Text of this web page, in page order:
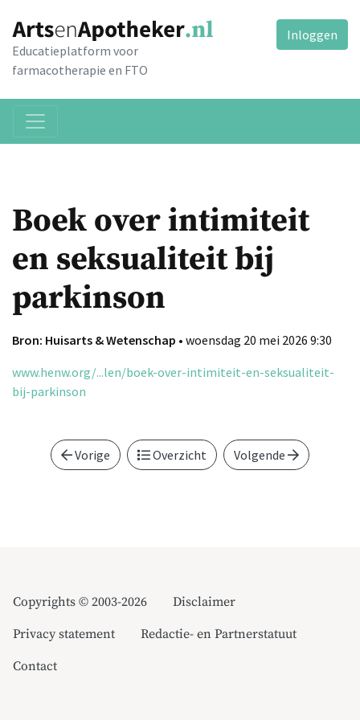
Educatieplatform voor
farmacotherapie en FTO
Inloggen
Boek over intimiteit
en seksualiteit bij
parkinson
Bron: Huisarts & Wetenschap • woensdag 20 mei 2026 9:30
www.henw.org/...len/boek-over-intimiteit-en-seksualiteit-
bij-parkinson
Vorige Overzicht Volgende
Copyrights © 2003-2026
Disclaimer
Privacy statement
Redactie- en Partnerstatuut
Contact